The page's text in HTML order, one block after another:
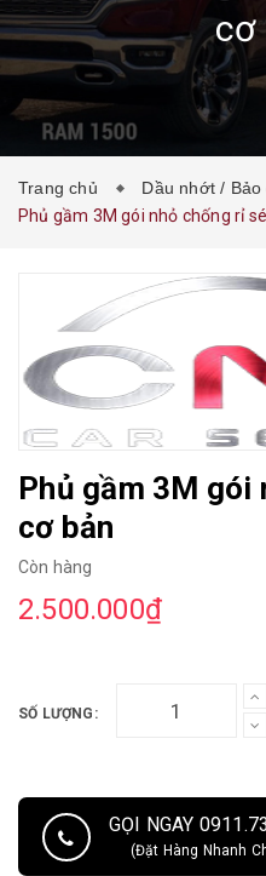
HỖ TRỢ SETUP GARA
cơ
Trang chủ
Dầu nhớt /
Phủ gầm 3M gói nhỏ chống rỉ
Phủ gầm 3M
cơ bản
Còn hàng
2.500.000₫
SỐ LƯỢNG:
GỌI NGAY
(Đặt Hàng Nhanh